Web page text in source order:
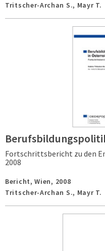
Tritscher-Archan S., Mayr T.
Fortschrittsbericht zu den
2008
Bericht,Wien, 2008
Tritscher-Archan S., Mayr T.